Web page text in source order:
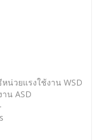
น่วยแรงใช้งาน WSD
น ASD